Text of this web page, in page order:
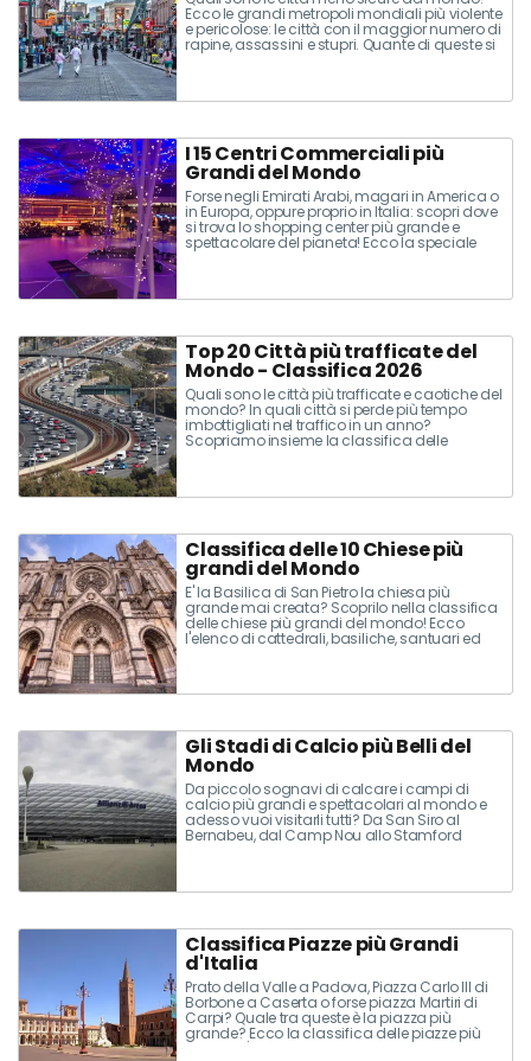
Ecco le grandi metropoli mondiali più violente
e pericolose: le città con il maggior numero di
rapine, assassini e stupri. Quante di queste si
trovano in Italia e in Europa? Scoprilo nella
I 15 Centri Commerciali più
Grandi del Mondo
Forse negli Emirati Arabi, magari in America o
in Europa, oppure proprio in Italia: scopri dove
si trova lo shopping center più grande e
spettacolare del pianeta! Ecco la speciale
classifica dei centri commerciali più grandi
Top 20 Città più trafficate del
Mondo - Classifica 2026
Quali sono le città più trafficate e caotiche del
mondo? In quali città si perde più tempo
imbottigliati nel traffico in un anno?
Scopriamo insieme la classifica delle
metropoli con il maggiore indice percentuale
Classifica delle 10 Chiese più
grandi del Mondo
E' la Basilica di San Pietro la chiesa più
grande mai creata? Scoprilo nella classifica
delle chiese più grandi del mondo! Ecco
l'elenco di cattedrali, basiliche, santuari ed
Gli Stadi di Calcio più Belli del
Mondo
Da piccolo sognavi di calcare i campi di
calcio più grandi e spettacolari al mondo e
adesso vuoi visitarli tutti? Da San Siro al
Bernabeu, dal Camp Nou allo Stamford
Bridge: Ecco la classifica degli stadi più belli
Classifica Piazze più Grandi
d'Italia
Prato della Valle a Padova, Piazza Carlo III di
Borbone a Caserta o forse piazza Martiri di
Carpi? Quale tra queste è la piazza più
grande? Ecco la classifica delle piazze più
grandi d'Italia: scopri dimensioni e curiosità...